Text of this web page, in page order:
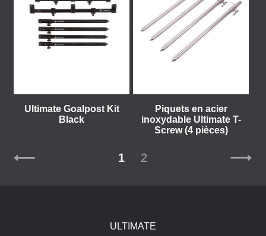
Ultimate Goalpost Kit
Black
Piquets en acier
inoxydable Ultimate T-
Screw (4 pièces)
1 2
ULTIMATE